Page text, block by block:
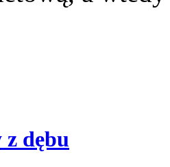
z dębu